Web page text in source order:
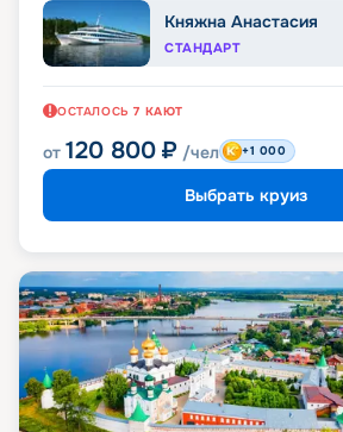
Княжна Анастасия
СТАНДАРТ
ОСТАЛОСЬ 7 КАЮТ
от 120 800 ₽ /чел +1 000
Выбрать круиз